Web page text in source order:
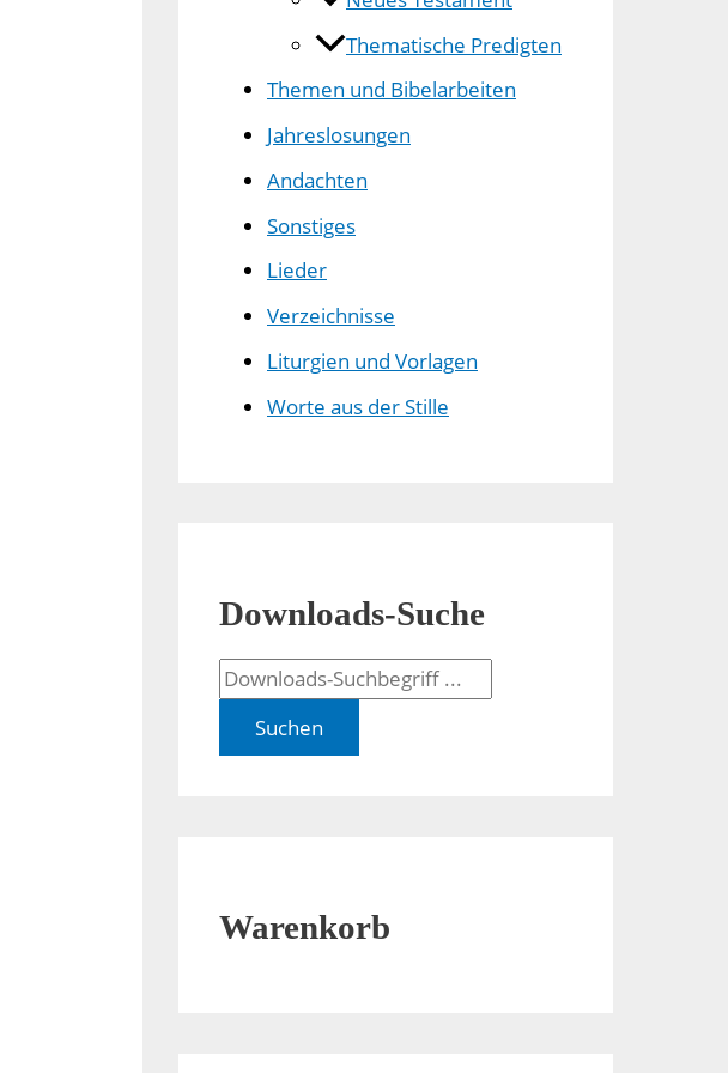
Thematische Predigten
Themen und Bibelarbeiten
Jahreslosungen
Andachten
Sonstiges
Lieder
Verzeichnisse
Liturgien und Vorlagen
Worte aus der Stille
Downloads-Suche
Suchen
Warenkorb